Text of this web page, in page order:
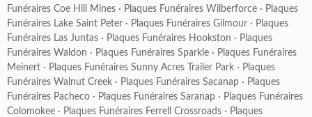
Funéraires Coe Hill Mines · Plaques Funéraires Wilberforce · Plaques
Funéraires Lake Saint Peter · Plaques Funéraires Gilmour · Plaques
Funéraires Las Juntas · Plaques Funéraires Hookston · Plaques
Funéraires Waldon · Plaques Funéraires Sparkle · Plaques Funéraires
Meinert · Plaques Funéraires Sunny Acres Trailer Park · Plaques
Funéraires Walnut Creek · Plaques Funéraires Sacanap · Plaques
Funéraires Pacheco · Plaques Funéraires Saranap · Plaques Funéraires
Colomokee · Plaques Funéraires Ferrell Crossroads · Plaques